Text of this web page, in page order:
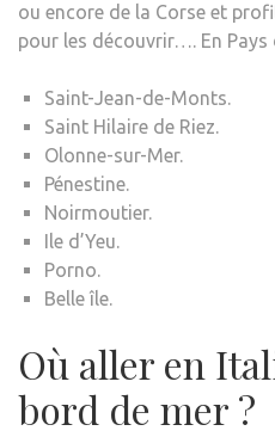
ou encore de la Corse et
pour les découvrir…. En Pays
Saint-Jean-de-Monts.
Saint Hilaire de Riez.
Olonne-sur-Mer.
Pénestine.
Noirmoutier.
Ile d’Yeu.
Porno.
Belle île.
Où aller en
bord de mer ?